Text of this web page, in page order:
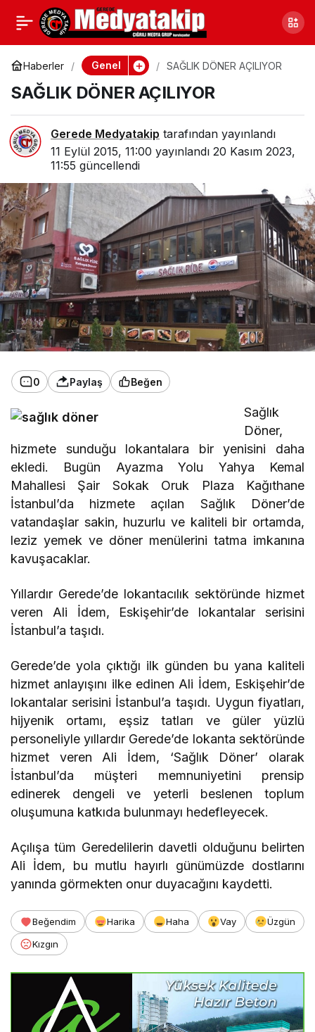
Haberler Genel SAĞLIK DÖNER AÇILIYOR
SAĞLIK DÖNER AÇILIYOR
Gerede Medyatakip tarafından yayınlandı
11 Eylül 2015, 11:00 yayınlandı 20 Kasım 2023,
11:55 güncellendi
0 Paylaş Beğen
Sağlık
Döner,
hizmete sunduğu lokantalara bir yenisini daha
ekledi. Bugün Ayazma Yolu Yahya Kemal
Mahallesi Şair Sokak Oruk Plaza Kağıthane
İstanbul’da hizmete açılan Sağlık Döner’de
vatandaşlar sakin, huzurlu ve kaliteli bir ortamda,
leziz yemek ve döner menülerini tatma imkanına
kavuşacaklar.
Yıllardır Gerede’de lokantacılık sektöründe hizmet
veren Ali İdem, Eskişehir’de lokantalar serisini
İstanbul’a taşıdı.
Gerede’de yola çıktığı ilk günden bu yana kaliteli
hizmet anlayışını ilke edinen Ali İdem, Eskişehir’de
lokantalar serisini İstanbul’a taşıdı. Uygun fiyatları,
hijyenik ortamı, eşsiz tatları ve güler yüzlü
personeliyle yıllardır Gerede’de lokanta sektöründe
hizmet veren Ali İdem, ‘Sağlık Döner’ olarak
İstanbul’da müşteri memnuniyetini prensip
edinerek dengeli ve yeterli beslenen toplum
oluşumuna katkıda bulunmayı hedefleyecek.
Açılışa tüm Geredelilerin davetli olduğunu belirten
Ali İdem, bu mutlu hayırlı günümüzde dostlarını
yanında görmekten onur duyacağını kaydetti.
Beğendim Harika Haha Vay
Üzgün
Kızgın
PATATESTE GÜVEYE
DİKKAT!
Paylaş